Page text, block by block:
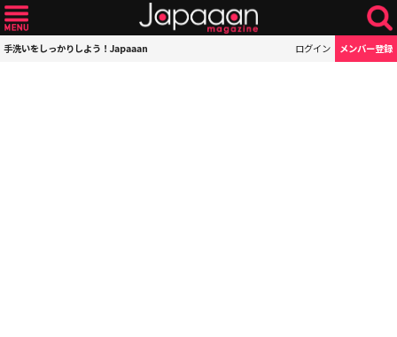
手洗いをしっかりしよう！Japaaan ログイン メンバー登録